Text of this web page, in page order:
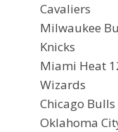
Cavaliers
Milwaukee
Knicks
Miami Heat
Wizards
Chicago
Oklahoma